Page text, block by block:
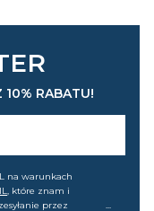
10% RABATU!
na warunkach
, które znam i
przez